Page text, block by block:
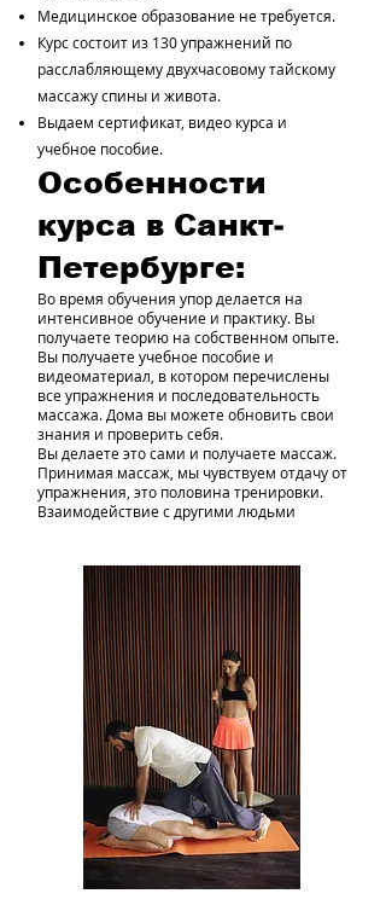
Медицинское образование не требуется.
Курс состоит из 130 упражнений по
расслабляющему двухчасовому тайскому
массажу спины и живота.
Выдаем сертификат, видео курса и
учебное пособие.
Особенности
курса в Санкт-
Петербурге:
Во время обучения упор делается на
интенсивное обучение и практику. Вы
получаете теорию на собственном опыте.
Вы получаете учебное пособие и
видеоматериал, в котором перечислены
все упражнения и последовательность
массажа. Дома вы можете обновить свои
знания и проверить себя.
Вы делаете это сами и получаете массаж.
Принимая массаж, мы чувствуем отдачу от
упражнения, это половина тренировки.
Взаимодействие с другими людьми